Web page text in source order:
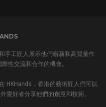
手工匠人展示他們嶄新和高質量作
性交流和合作的機會。
HKHands，香港的藝術匠人們可以
愛好者分享他們的創意和技術。